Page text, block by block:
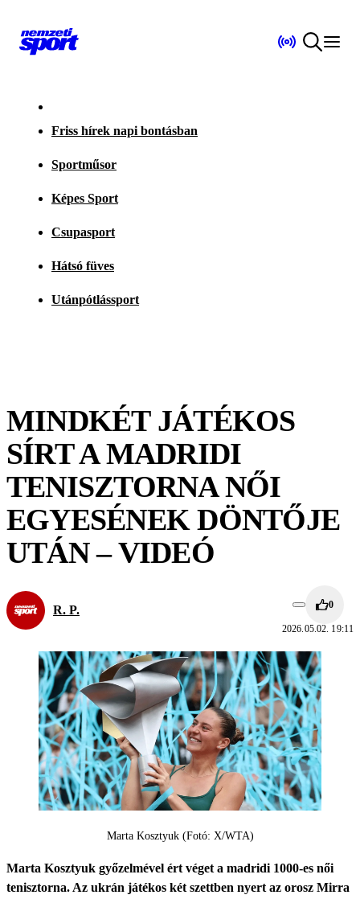
Friss hírek napi bontásban
Sportműsor
Képes Sport
Csupasport
Hátsó füves
Utánpótlássport
MINDKÉT JÁTÉKOS
SÍRT A MADRIDI
TENISZTORNA NŐI
EGYESÉNEK DÖNTŐJE
UTÁN – VIDEÓ
R. P. 0
2026.05.02. 19:11
Marta Kosztyuk (Fotó: X/WTA)
Marta Kosztyuk győzelmével ért véget a madridi 1000-es női
tenisztorna. Az ukrán játékos két szettben nyert az orosz Mirra